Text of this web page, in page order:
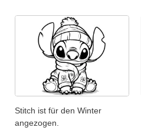
Stitch ist für den Winter
angezogen.